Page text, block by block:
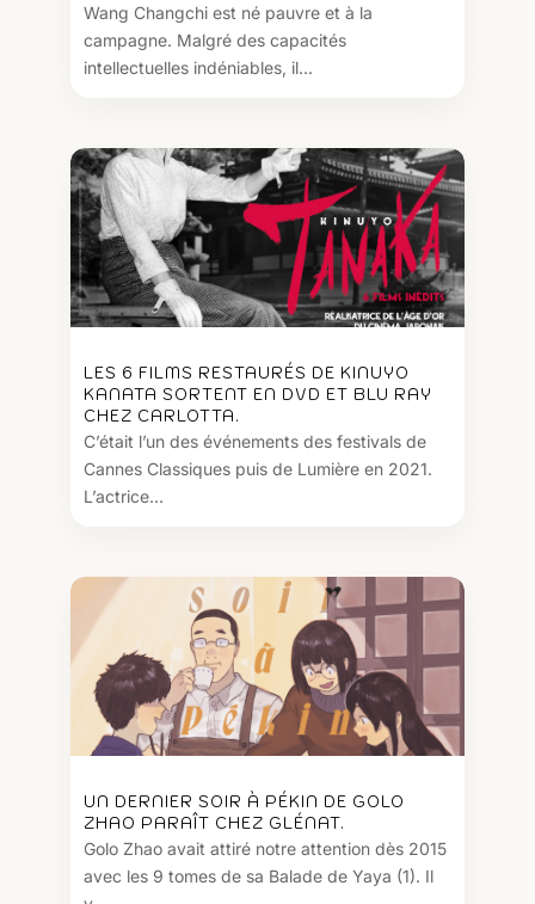
Wang Changchi est né pauvre et à la
campagne. Malgré des capacités
intellectuelles indéniables, il...
LES 6 FILMS RESTAURÉS DE KINUYO
KANATA SORTENT EN DVD ET BLU RAY
CHEZ CARLOTTA.
C’était l’un des événements des festivals de
Cannes Classiques puis de Lumière en 2021.
L’actrice...
UN DERNIER SOIR À PÉKIN DE GOLO
ZHAO PARAÎT CHEZ GLÉNAT.
Golo Zhao avait attiré notre attention dès 2015
avec les 9 tomes de sa Balade de Yaya (1). Il